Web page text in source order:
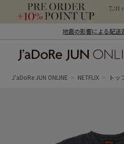
地震の影響による配送
ン オンライン）
J'aDoRe JUN ONLINE NETFLIX トッ